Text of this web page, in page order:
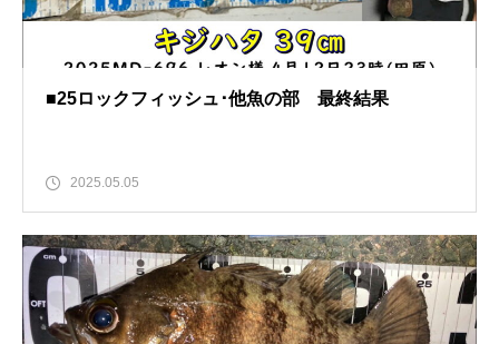
■25ロックフィッシュ･他魚の部 最終結果
2025.05.05